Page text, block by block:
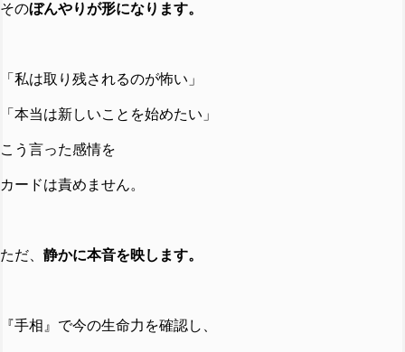
そのぼんやりが形になります。
「私は取り残されるのが怖い」
「本当は新しいことを始めたい」
こう言った感情を
カードは責めません。
ただ、 静かに本音を映します。
『手相』で今の生命力を確認し、